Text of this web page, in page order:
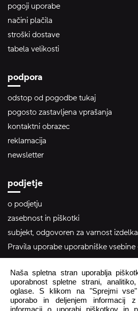
pogoji uporabe
načini plačila
stroški dostave
tabela velikosti
podpora
odstop od pogodbe tukaj
pogosto zastavljena vprašanja
kontaktni obrazec
reklamacija
newsletter
podjetje
o podjetju
zasebnost in piškotki
subjekt, odgovoren za varnost izdelka
Pravila uporabe uporabniške
pomoč uporabnikom
Pon - Pet 8:00 - 16:00
Naša spletna stran uporablja
uporabnost spletne strani,
oglase. S klikom na "Sprejmi
uporabo in deljenjem informacij
informacij o uporabi piškotkov in